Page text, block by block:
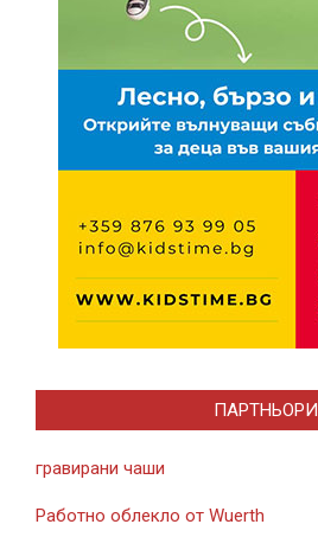
ПАРТНЬОРИ
гравирани чаши
Работно облекло от Wuerth